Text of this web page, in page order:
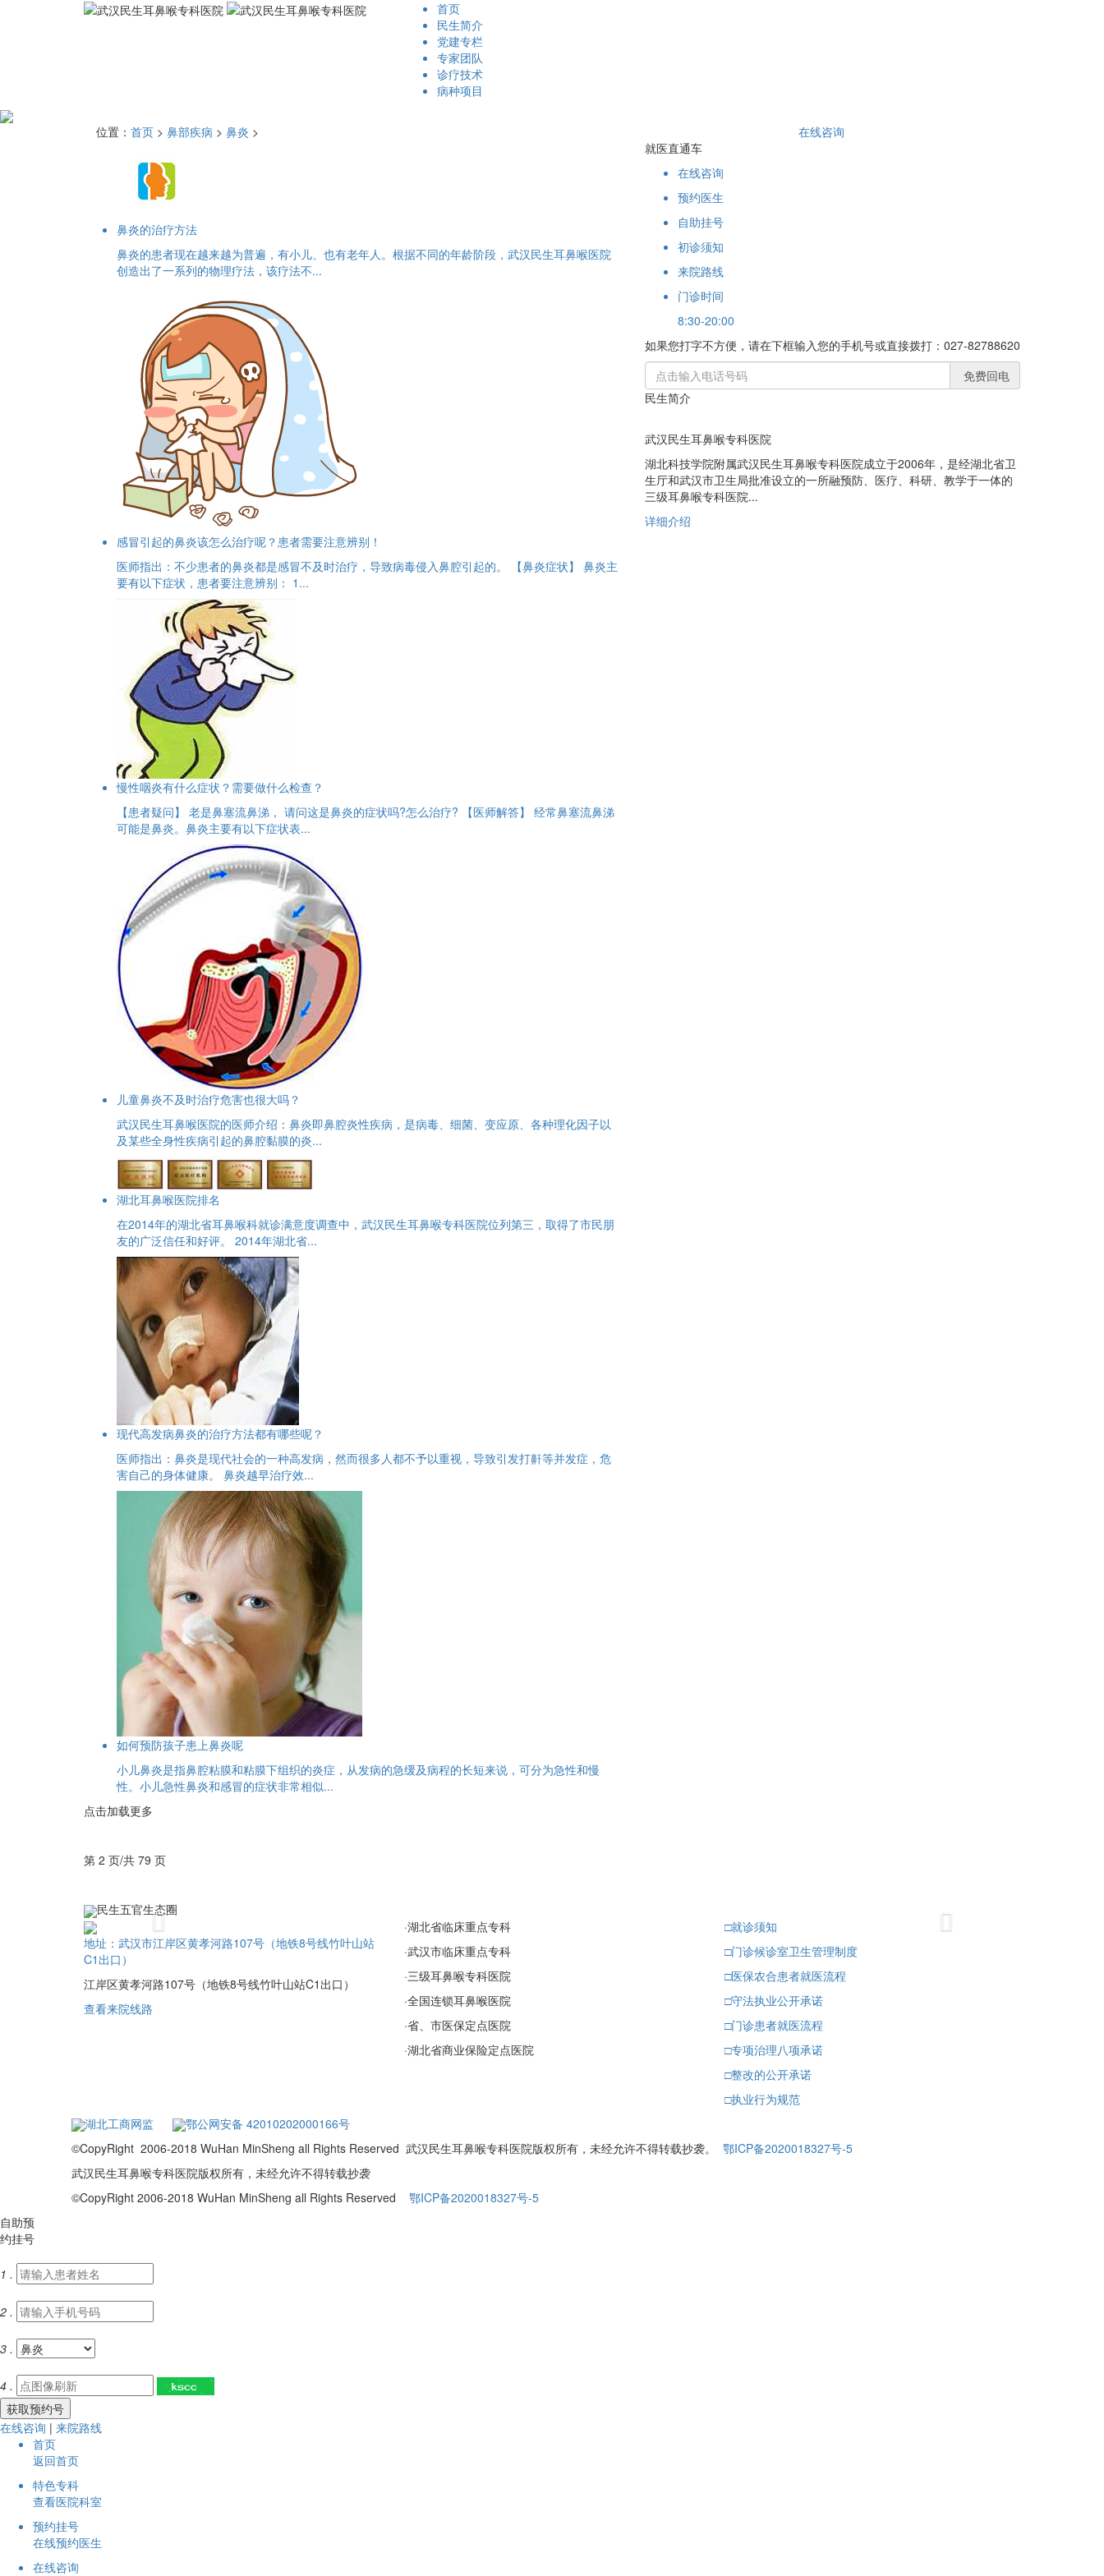
首页
民生简介
党建专栏
专家团队
诊疗技术
病种项目
位置： 首页 > 鼻部疾病 > 鼻炎 > 在线咨询
鼻炎的治疗方法
鼻炎的患者现在越来越为普遍，有小儿、也有老年人。根据不同的年龄阶段，武汉民生耳鼻喉医院
创造出了一系列的物理疗法，该疗法不...
感冒引起的鼻炎该怎么治疗呢？患者需要注意辨别！
医师指出：不少患者的鼻炎都是感冒不及时治疗，导致病毒侵入鼻腔引起的。 【鼻炎症状】 鼻炎主
要有以下症状，患者要注意辨别： 1...
慢性咽炎有什么症状？需要做什么检查？
【患者疑问】 老是鼻塞流鼻涕， 请问这是鼻炎的症状吗?怎么治疗? 【医师解答】 经常鼻塞流鼻涕
可能是鼻炎。鼻炎主要有以下症状表...
儿童鼻炎不及时治疗危害也很大吗？
武汉民生耳鼻喉医院的医师介绍：鼻炎即鼻腔炎性疾病，是病毒、细菌、变应原、各种理化因子以
及某些全身性疾病引起的鼻腔黏膜的炎...
湖北耳鼻喉医院排名
在2014年的湖北省耳鼻喉科就诊满意度调查中，武汉民生耳鼻喉专科医院位列第三，取得了市民朋
友的广泛信任和好评。 2014年湖北省...
现代高发病鼻炎的治疗方法都有哪些呢？
医师指出：鼻炎是现代社会的一种高发病，然而很多人都不予以重视，导致引发打鼾等并发症，危
害自己的身体健康。 鼻炎越早治疗效...
如何预防孩子患上鼻炎呢
小儿鼻炎是指鼻腔粘膜和粘膜下组织的炎症，从发病的急缓及病程的长短来说，可分为急性和慢
性。小儿急性鼻炎和感冒的症状非常相似...
点击加载更多
第 2 页/共 79 页
就医直通车
在线咨询
预约医生
自助挂号
初诊须知
来院路线
门诊时间
8:30-20:00
如果您打字不方便，请在下框输入您的手机号或直接拨打：027-82788620
免费回电
民生简介
武汉民生耳鼻喉专科医院
湖北科技学院附属武汉民生耳鼻喉专科医院成立于2006年，是经湖北省卫
生厅和武汉市卫生局批准设立的一所融预防、医疗、科研、教学于一体的
三级耳鼻喉专科医院...
详细介绍
民生五官生态圈
Previous Next
地址：武汉市江岸区黄孝河路107号（地铁8号线竹叶山站
C1出口）
江岸区黄孝河路107号（地铁8号线竹叶山站C1出口）
查看来院线路
·湖北省临床重点专科
·武汉市临床重点专科
·三级耳鼻喉专科医院
·全国连锁耳鼻喉医院
·省、市医保定点医院
·湖北省商业保险定点医院
□就诊须知
□门诊候诊室卫生管理制度
□医保农合患者就医流程
□守法执业公开承诺
□门诊患者就医流程
□专项治理八项承诺
□整改的公开承诺
□执业行为规范
湖北工商网监
鄂公网安备 42010202000166号
©CopyRight 2006-2018 WuHan MinSheng all Rights Reserved 武汉民生耳鼻喉专科医院版权所有，未经允许不得转载抄袭。 鄂ICP备2020018327号-5
武汉民生耳鼻喉专科医院版权所有，未经允许不得转载抄袭
©CopyRight 2006-2018 WuHan MinSheng all Rights Reserved 鄂ICP备2020018327号-5
自助
预约
4 .
在线咨询|
首页
返回首页
特色专科
查看医院科室
预约挂号
在线预约医生